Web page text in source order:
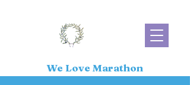
We Love Marathon